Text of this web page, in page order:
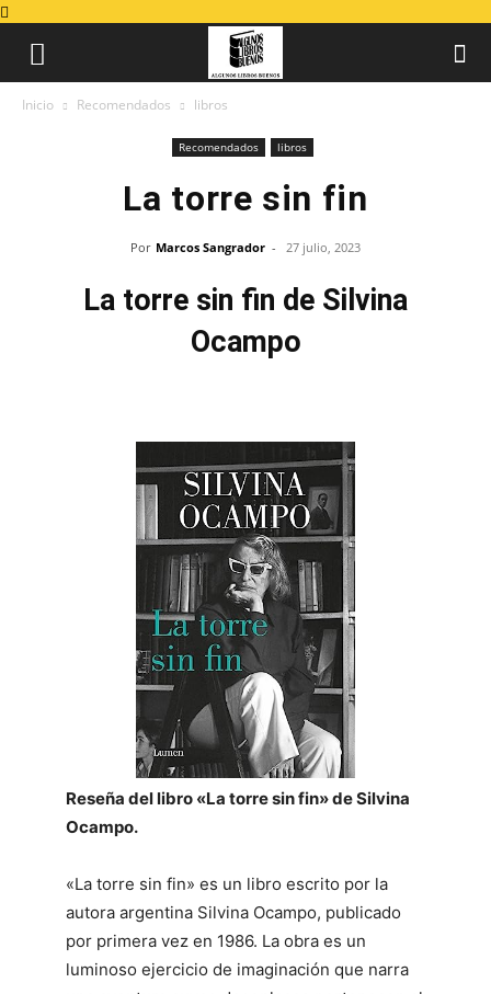
Inicio Recomendados libros
Recomendados libros
La torre sin fin
Por Marcos Sangrador - 27 julio, 2023
La torre sin fin de Silvina
Ocampo
Reseña del libro «La torre sin fin» de Silvina
Ocampo.
«La torre sin fin» es un libro escrito por la
autora argentina Silvina Ocampo, publicado
por primera vez en 1986. La obra es un
luminoso ejercicio de imaginación que narra